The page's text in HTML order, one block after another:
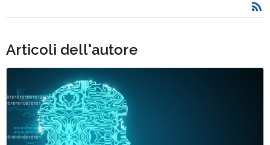
Articoli dell'autore